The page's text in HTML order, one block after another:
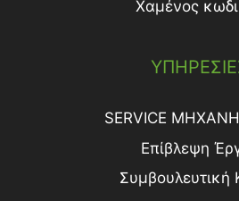
Χαμένος
SERVICE
Επίβλεψη
Συμβουλευτική